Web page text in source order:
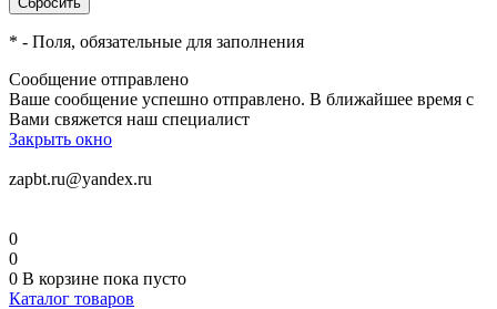
* - Поля, обязательные для заполнения
Сообщение отправлено
Ваше сообщение успешно отправлено. В ближайшее время с
Вами свяжется наш специалист
Закрыть окно
zapbt.ru@yandex.ru
0
0
0 В корзине пока пусто
Каталог товаров